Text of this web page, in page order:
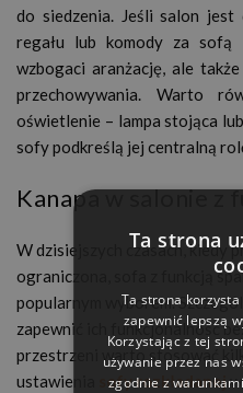
do siedzenia. Jeśli salon jest
regału lub komody za
wzbogaci aranżację, ale
przechowywania. Warto
oświetlenie – lampa stojąca
sofy podkreślą jej centralną
Kanapa w salonie z
W dzisiejszych czasach, kiedy
ograniczona, sofa z funkcją
popularnym wyborem.
zapewnić ich funkcjonalność
przestrzeni warto stosować
ustawienia
sofy rozkładanej
Ta strona
Ta strona
zapewnić lepszą
Korzystając z tej
używanie przez nas
zgodnie z